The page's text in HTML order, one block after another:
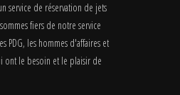
service de réservation de jets
fiers de notre service
PDG, les hommes d'affaires et
ont le besoin et le plaisir de